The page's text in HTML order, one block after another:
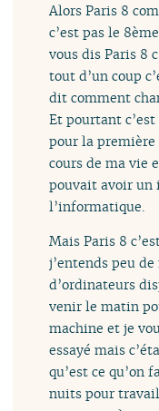
Alors Paris 8
c’est pas le
vous dis Paris 8
tout d’un coup
dit comment
Et pourtant
pour la première
cours de ma vie
pouvait avoir un
l’informatique.
Mais Paris 8
j’entends peu
d’ordinateurs
venir le matin
machine et je
essayé mais
qu’est ce qu’on
nuits pour